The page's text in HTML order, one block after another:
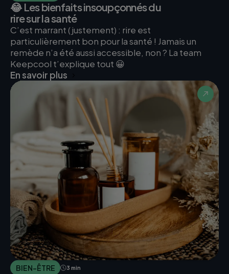
😂 Les bienfaits insoupçonnés du
rire sur la santé
C’est marrant (justement) : rire est
particulièrement bon pour la santé ! Jamais un
remède n’a été aussi accessible, non ? La team
Keepcool t’explique tout 😀
En savoir plus
BIEN-ÊTRE 3 min